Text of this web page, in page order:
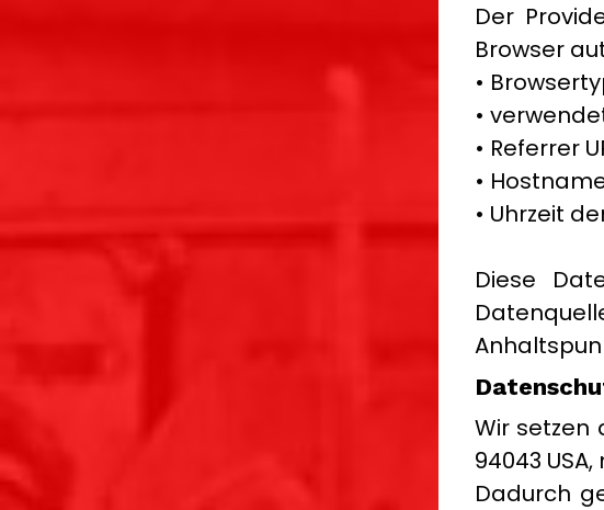
Der
Browser
•
•
• Referrer
•
• Uhrzeit
Diese
Wir setzen
94043
Dadurch